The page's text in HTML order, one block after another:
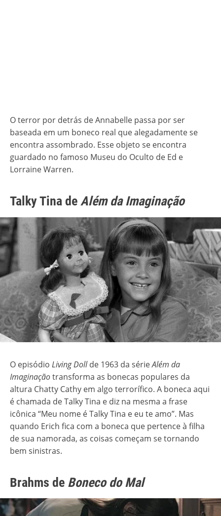
O terror por detrás de Annabelle passa por ser
baseada em um boneco real que alegadamente se
encontra assombrado. Esse objeto se encontra
guardado no famoso Museu do Oculto de Ed e
Lorraine Warren.
Talky Tina de Além da Imaginação
O episódio Living Dollde 1963 da sérieAlém da
Imaginaçãotransforma as bonecas populares da
altura Chatty Cathy em algo terrorífico. A boneca aqui
é chamada de Talky Tina e diz na mesma a frase
icônica “Meu nome é Talky Tina e eu te amo”. Mas
quando Erich fica com a boneca que pertence à filha
de sua namorada, as coisas começam se tornando
bem sinistras.
Brahms de Boneco do Mal